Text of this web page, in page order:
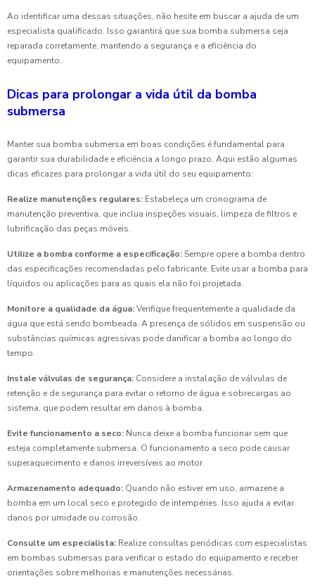
Ao identificar uma dessas situações, não hesite em buscar a ajuda de um
especialista qualificado. Isso garantirá que sua bomba submersa seja
reparada corretamente, mantendo a segurança e a eficiência do
equipamento.
Dicas para prolongar a vida útil da bomba
submersa
Manter sua bomba submersa em boas condições é fundamental para
garantir sua durabilidade e eficiência a longo prazo. Aqui estão algumas
dicas eficazes para prolongar a vida útil do seu equipamento:
Realize manutenções regulares: Estabeleça um cronograma de
manutenção preventiva, que inclua inspeções visuais, limpeza de filtros e
lubrificação das peças móveis.
Utilize a bomba conforme a especificação: Sempre opere a bomba dentro
das especificações recomendadas pelo fabricante. Evite usar a bomba para
líquidos ou aplicações para as quais ela não foi projetada.
Monitore a qualidade da água:Verifique frequentemente a qualidade da
água que está sendo bombeada. A presença de sólidos em suspensão ou
substâncias químicas agressivas pode danificar a bomba ao longo do
tempo.
Instale válvulas de segurança: Considere a instalação de válvulas de
retenção e de segurança para evitar o retorno de água e sobrecargas ao
sistema, que podem resultar em danos à bomba.
Evite funcionamento a seco: Nunca deixe a bomba funcionar sem que
esteja completamente submersa. O funcionamento a seco pode causar
superaquecimento e danos irreversíveis ao motor.
Armazenamento adequado: Quando não estiver em uso, armazene a
bomba em um local seco e protegido de intempéries. Isso ajuda a evitar
danos por umidade ou corrosão.
Consulte um especialista: Realize consultas periódicas com especialistas
em bombas submersas para verificar o estado do equipamento e receber
orientações sobre melhorias e manutenções necessárias.